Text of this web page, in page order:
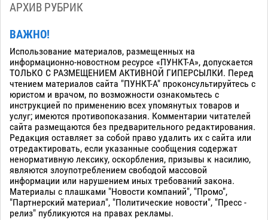
АРХИВ РУБРИК
ВАЖНО!
Использование материалов, размещенных на
информационно-новостном ресурсе «ПУНКТ-А», допускается
ТОЛЬКО С РАЗМЕЩЕНИЕМ АКТИВНОЙ ГИПЕРСЫЛКИ. Перед
чтением материалов сайта "ПУНКТ-А" проконсультируйтесь с
юристом и врачом, по возможности ознакомьтесь с
инструкцией по применению всех упомянутых товаров и
услуг; имеются противопоказания. Комментарии читателей
сайта размещаются без предварительного редактирования.
Редакция оставляет за собой право удалить их с сайта или
отредактировать, если указанные сообщения содержат
ненормативную лексику, оскорбления, призывы к насилию,
являются злоупотреблением свободой массовой
информации или нарушением иных требований закона.
Материалы с плашками "Новости компаний", "Промо",
"Партнерский материал", "Политические новости", "Пресс -
релиз" публикуются на правах рекламы.